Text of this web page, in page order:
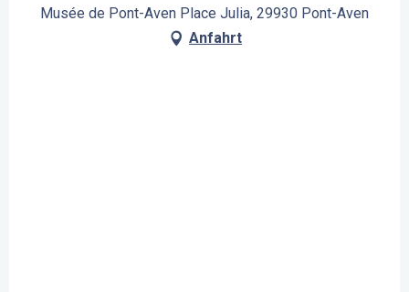
Musée de Pont-Aven Place Julia, 29930 Pont-Aven
Anfahrt